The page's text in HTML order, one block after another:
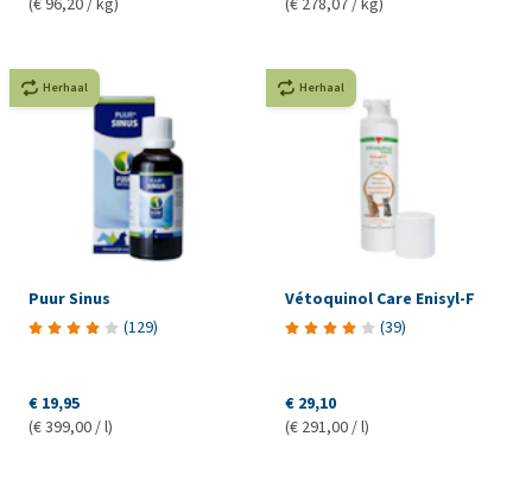
Herhaal
Puur Sinus
(129)
€ 19,95
(€ 399,00 / l)
Herhaal
Vétoquinol Care Enisyl-F
(39)
€ 29,10
(€ 291,00 / l)